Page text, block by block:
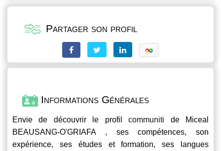
Partager son profil
Informations Générales
Envie de découvrir le profilcommuniti de Miceal
BEAUSANG-O'GRIAFA , ses compétences, son
expérience, ses études et formation, ses langues